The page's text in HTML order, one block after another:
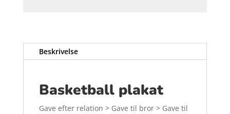
Beskrivelse
Basketball plakat
Gave efter relation > Gave til bror > Gave til